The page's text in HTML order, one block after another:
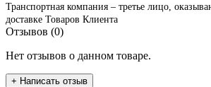
Транспортная компания – третье лицо,
доставке Товаров Клиента
Отзывов (0)
Нет отзывов о данном товаре.
+ Написать отзыв